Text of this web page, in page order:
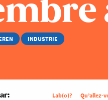
INDUSTRIE
Lab(o)? Qu’allez-